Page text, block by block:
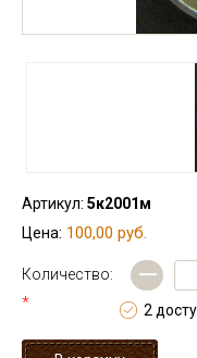
Артикул: 5к2001м
Цена: 100,00 руб.
Количество:
*
—
2